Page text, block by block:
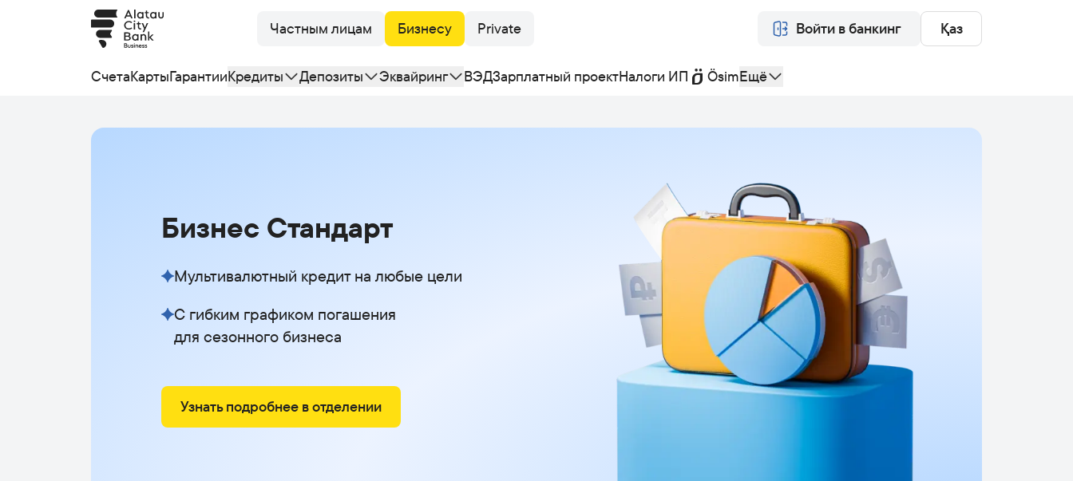
Частным лицам Бизнесу Private Войти в банкинг Қаз
СчетаКартыГарантииКредиты Депозиты Эквайринг ВЭДЗарплатный проектНалоги ИП ÖsimЕщё
Бизнес Стандарт
Мультивалютный кредит на любые цели
С гибким графиком погашения
для сезонного бизнеса
Узнать подробнее в отделении